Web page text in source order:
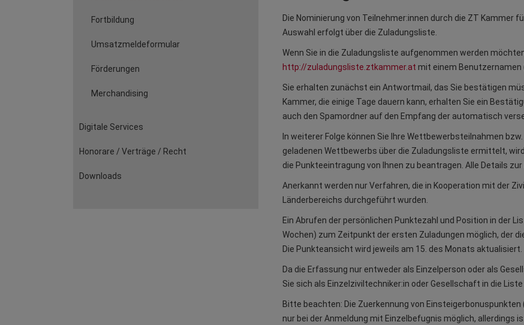
Fortbildung
Umsatzmeldeformular
Förderungen
Merchandising
Digitale Services
Honorare / Verträge / Recht
Downloads
Die Nominierung von Teilnehmer:innen durch die ZT Kammer
Auswahl erfolgt über die Zuladungsliste.
Wenn Sie in die Zuladungsliste aufgenommen werden
http://zuladungsliste.ztkammer.at mit einem Benutzernamen
Sie erhalten zunächst ein Antwortmail, das Sie bestätigen
Kammer, die einige Tage dauern kann, erhalten Sie ein
auch den Spamordner auf den Empfang der automatisch
In weiterer Folge können Sie Ihre Wettbewerbsteilnahmen
geladenen Wettbewerbs über die Zuladungsliste ermittelt,
die Punkteeintragung von Ihnen zu beantragen. Alle Details
Anerkannt werden nur Verfahren, die in Kooperation mit der
Länderbereichs durchgeführt wurden.
Ein Abrufen der persönlichen Punktezahl und Position in der
Wochen) zum Zeitpunkt der ersten Zuladungen möglich, der
Die Punkteansicht wird jeweils am 15. des Monats aktualisiert.
Da die Erfassung nur entweder als Einzelperson oder als
Sie sich als Einzelziviltechniker:in oder Gesellschaft in die Liste
Bitte beachten: Die Zuerkennung von
nur bei der Anmeldung mit Einzelbefugnis möglich, allerdings